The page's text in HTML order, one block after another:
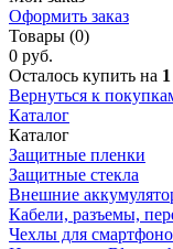
Оформить заказ
Товары (0)
0 руб.
Осталось купить на
Вернуться к
Каталог
Каталог
Защитные пленки
Защитные стекла
Внешние
Кабели, разъемы,
Чехлы для